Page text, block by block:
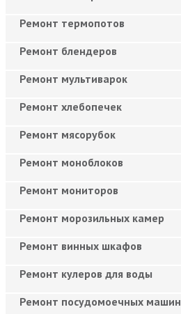
Ремонт термопотов
Ремонт блендеров
Ремонт мультиварок
Ремонт хлебопечек
Ремонт мясорубок
Ремонт моноблоков
Ремонт мониторов
Ремонт морозильных камер
Ремонт винных шкафов
Ремонт кулеров для воды
Ремонт посудомоечных машин